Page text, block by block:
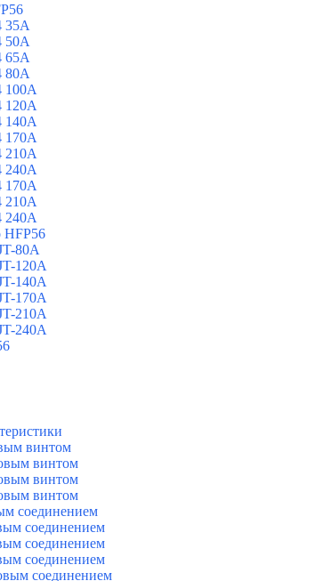
35A
50A
65A
80A
100A
120A
140A
170A
210A
240A
170A
210A
240A
HFP56
80A
120A
140A
170A
210A
240A
винтом
винтом
винтом
винтом
соединением
соединением
соединением
соединением
соединением